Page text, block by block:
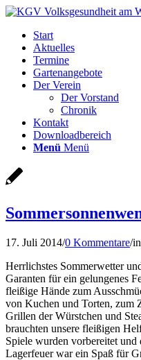
Start
Aktuelles
Termine
Gartenangebote
Der Verein
Der Vorstand
Chronik
Kontakt
Downloadbereich
Menü Menü
17. Juli 2014/0 Kommentare/in
Herrlichstes Sommerwetter
Garanten für ein gelungenes
fleißige Hände zum
von Kuchen und Torten, zum
Grillen der Würstchen und
brauchten unsere fleißigen
Spiele wurden vorbereitet
Lagerfeuer war ein Spaß für